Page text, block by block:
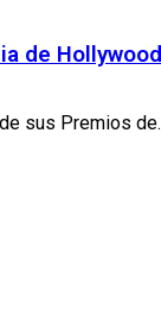
de Hollywood
sus Premios